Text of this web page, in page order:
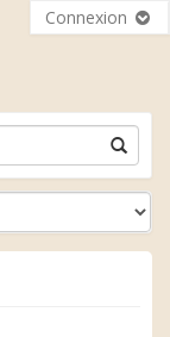
Connexion